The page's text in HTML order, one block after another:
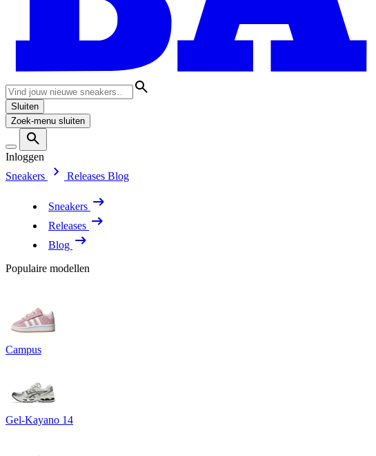
Sluiten
Zoek-menu sluiten
Inloggen
Sneakers
Releases Blog
Sneakers
Releases
Blog
Populaire modellen
Campus
Gel-Kayano 14